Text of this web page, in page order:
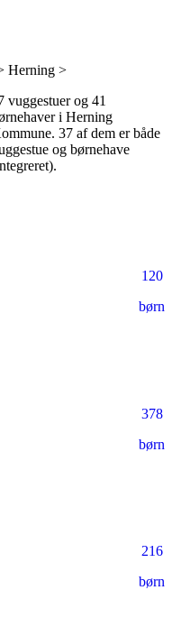
Herning >
vuggestuerog41
i Herning
37 af dem er både
og børnehave
120
børn
378
børn
216
børn